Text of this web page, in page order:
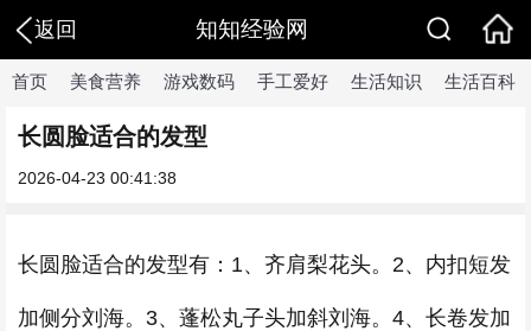
返回 知知经验网
首页 美食营养 游戏数码 手工爱好 生活知识 生活百科
长圆脸适合的发型
2026-04-23 00:41:38
长圆脸适合的发型有：1、齐肩梨花头。2、内扣短发
加侧分刘海。3、蓬松丸子头加斜刘海。4、长卷发加